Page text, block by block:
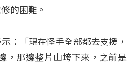
的困難。
：「現在怪手全部都去支援，
，那邊整片山垮下來，之前是